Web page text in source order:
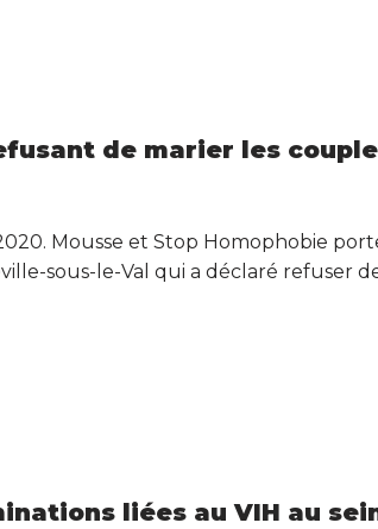
de marier les
Mousse et Stop Homophobie
sous-le-Val qui a déclaré refuser
liées au VIH au